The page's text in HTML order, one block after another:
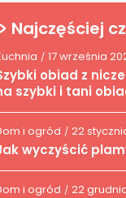
Najczęściej
/ 17 września
obiad z
szybki i tani
i ogród / 22
wyczyścić
i ogród / 22